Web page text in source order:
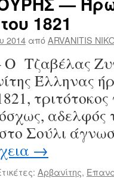
1821
2014 απόARVANITIS
Έλληνας
αδελφός
Σούλι
→
Αρβανίτης,